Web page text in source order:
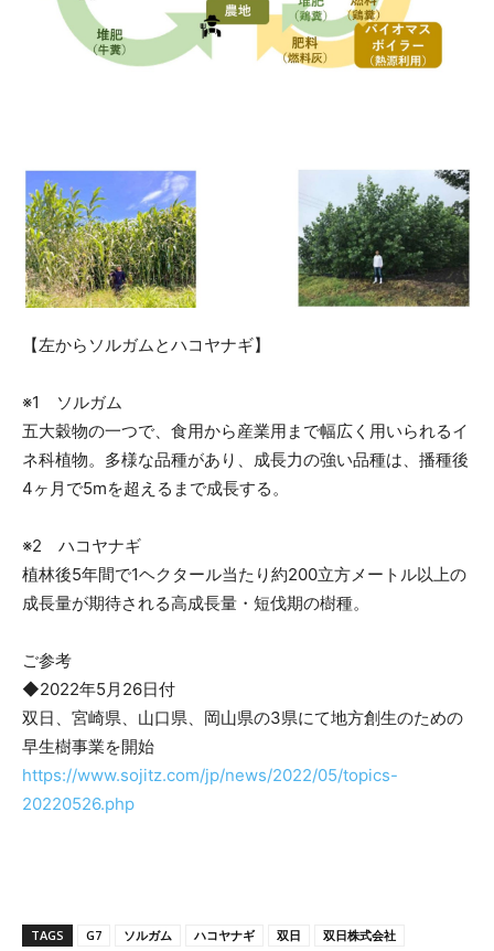
【左からソルガムとハコヤナギ】
※1 ソルガム
五大穀物の一つで、食用から産業用まで幅広く用いられるイ
ネ科植物。多様な品種があり、成長力の強い品種は、播種後
4ヶ月で5mを超えるまで成長する。
※2 ハコヤナギ
植林後5年間で1ヘクタール当たり約200立方メートル以上の
成長量が期待される高成長量・短伐期の樹種。
ご参考
◆2022年5月26日付
双日、宮崎県、山口県、岡山県の3県にて地方創生のための
早生樹事業を開始
https://www.sojitz.com/jp/news/2022/05/topics-
20220526.php
TAGS G7 ソルガム ハコヤナギ 双日 双日株式会社